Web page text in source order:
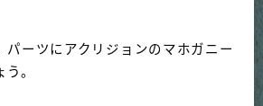
パーツにアクリジョンのマホガニー
。